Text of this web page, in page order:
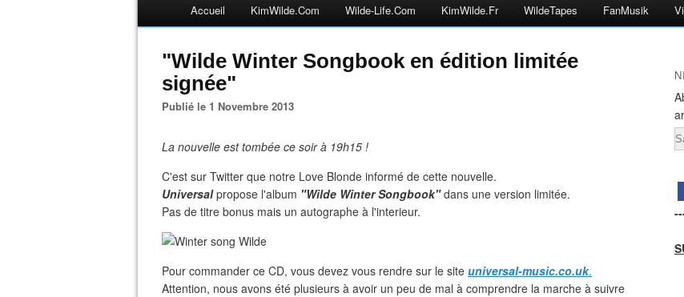
Accueil KimWilde.com Wilde-Life.com KimWilde.fr WildeTapes FanMusik
"Wilde Winter Songbook en édition limitée
signée"
Publié le 1 Novembre 2013
La nouvelle est tombée ce soir à 19h15 !
C'est sur Twitter que notre Love Blonde informé de cette nouvelle.
Universalpropose l'album "Wilde Winter Songbook"dans une version limitée.
Pas de titre bonus mais un autographe à l'interieur.
Pour commander ce CD, vous devez vous rendre sur le site universal-music.co.uk.
Attention, nous avons été plusieurs à avoir un peu de mal à comprendre la marche à suivre